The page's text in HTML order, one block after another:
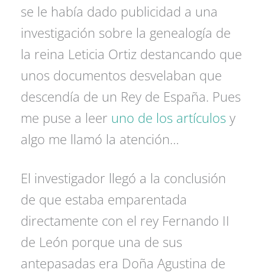
se le había dado publicidad a una
investigación sobre la genealogía de
la reina Leticia Ortiz destancando que
unos documentos desvelaban que
descendía de un Rey de España. Pues
me puse a leer uno de los artículos y
algo me llamó la atención…
El investigador llegó a la conclusión
de que estaba emparentada
directamente con el rey Fernando II
de León porque una de sus
antepasadas era Doña Agustina de